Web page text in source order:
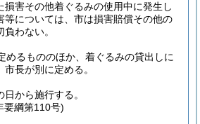
損害その他着ぐるみの使用中に発生し
等については、市は損害賠償その他の
わない。
めるもののほか、着ぐるみの貸出しに
長が別に定める。
から施行する。
要綱第110号)